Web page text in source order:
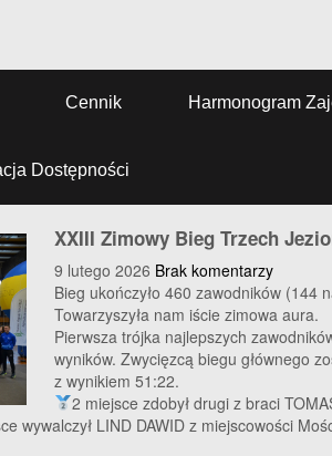
Cennik Harmonogram
Dostępności
XXIII Zimowy Bieg Trzech
9 lutego 2026 Brak komentarzy
Bieg ukończyło 460 zawodników (144
Towarzyszyła nam iście zimowa aura.
Pierwsza trójka najlepszych
wyników. Zwycięzcą biegu głównego
z wynikiem 51:22.
2 miejsce zdobył drugi z braci
wywalczył LIND DAWID z miejscowości